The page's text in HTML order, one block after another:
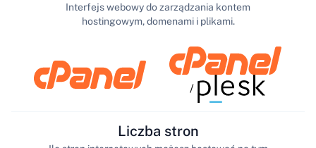
Interfejs webowy do zarządzania kontem
hostingowym, domenami i plikami.
/
Liczba stron